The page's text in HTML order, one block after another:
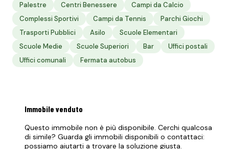
Palestre Centri Benessere
Campi da Calcio
Complessi Sportivi
Campi da Tennis
Parchi Giochi
Trasporti Pubblici
Asilo
Scuole Elementari
Scuole Medie
Scuole Superiori Bar
Uffici postali
Uffici comunali
Fermata autobus
Immobile venduto
Questo immobile non è più disponibile. Cerchi qualcosa
di simile? Guarda gli immobili disponibili o contattaci:
possiamo aiutarti a trovare la soluzione giusta.